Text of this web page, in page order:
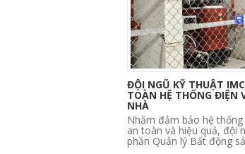
ĐỘI NGŨ KỸ THUẬT
TOÀN HỆ THỐNG ĐIỆN
NHÀ
Nhằm đảm bảo hệ
an toàn và hiệu quả, đội
phần Quản lý Bất động